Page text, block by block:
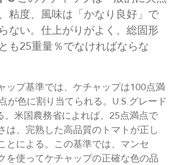
粘度、風味は「かなり良好」で
ない。仕上がりがよく、総固形
も25重量％でなければならな
ップ基準では、ケチャップは100点満
が色に割り当てられる。U.S.グレード
。米国農務省によれば、25点満点で
は、完熟した高品質のトマトが正し
とによる。この基準では、マンセ
を使ってケチャップの正確な色の品